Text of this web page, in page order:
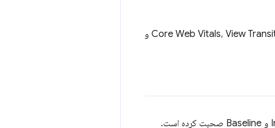
مناطقی که پروژه امسال روی آنها تمرکز خواهد کرد شامل ویژگی های Core Web Vitals، View Transitions API، WebAssembly، Layout و